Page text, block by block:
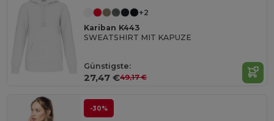
+2
Kariban K443
SWEATSHIRT MIT KAPUZE
Günstigste:
27,47 €49,17 €
-30%